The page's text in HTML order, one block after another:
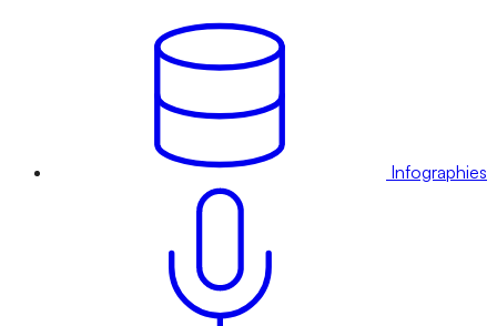
Infographies